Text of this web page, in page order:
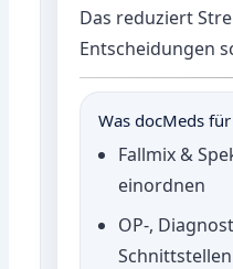
Das reduziert
Entscheidungen
Was docMeds
Fallmix &
einordnen
OP-,